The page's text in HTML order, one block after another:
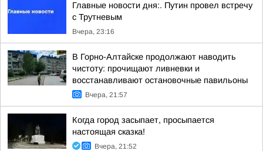
Главные новости дня:. Путин провел встречу
с Трутневым
Вчера, 23:16
В Горно-Алтайске продолжают наводить
чистоту: прочищают ливневки и
восстанавливают остановочные павильоны
Вчера, 21:57
Когда город засыпает, просыпается
настоящая сказка!
Вчера, 21:52